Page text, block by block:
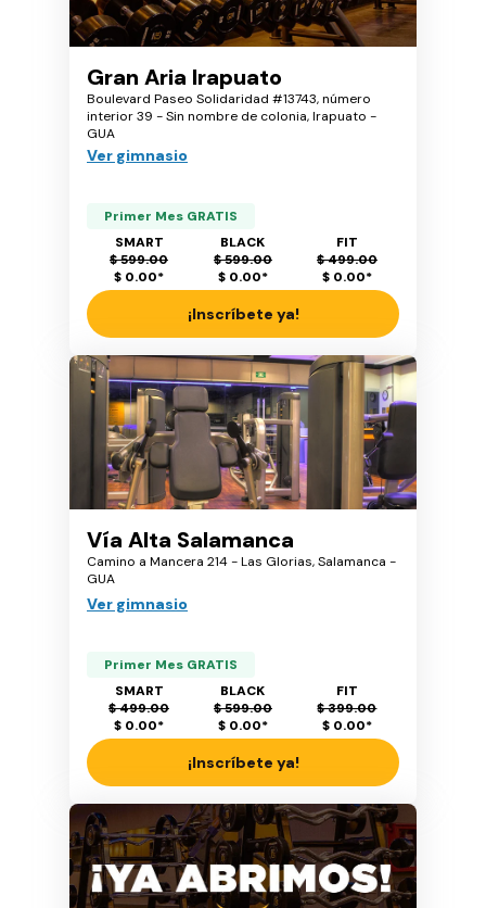
Gran Aria Irapuato
Boulevard Paseo Solidaridad #13743, número
interior 39 - Sin nombre de colonia, Irapuato -
GUA
Ver gimnasio
Primer Mes GRATIS
SMART
$ 599.00
$ 0.00*
BLACK
$ 599.00
$ 0.00*
FIT
$ 499.00
$ 0.00*
¡Inscríbete ya!
Vía Alta Salamanca
Camino a Mancera 214 - Las Glorias, Salamanca -
GUA
Ver gimnasio
Primer Mes GRATIS
SMART
$ 499.00
$ 0.00*
BLACK
$ 599.00
$ 0.00*
FIT
$ 399.00
$ 0.00*
¡Inscríbete ya!